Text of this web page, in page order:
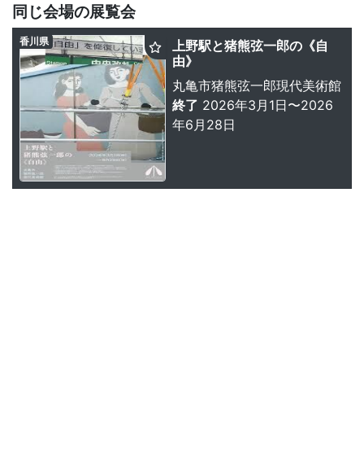
同じ会場の展覧会
上野駅と猪熊弦一郎の《自
由》
丸亀市猪熊弦一郎現代美術館
終了 2026年3月1日〜2026
年6月28日
香川県